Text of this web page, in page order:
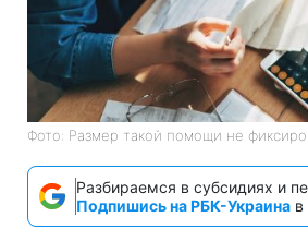
Фото: Размер такой помощи не
Разбираемся в субсидиях и
Подпишись на РБК-Украина в